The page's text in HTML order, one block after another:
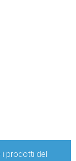
prodotti del